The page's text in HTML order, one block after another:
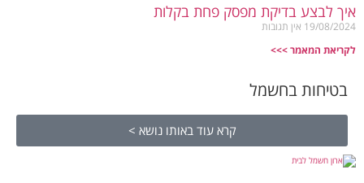
איך לבצע בדיקת מפסק פחת בקלות
19/08/2024 אין תגובות
לקריאת המאמר >>>
בטיחות בחשמל
קרא עוד באותו נושא >